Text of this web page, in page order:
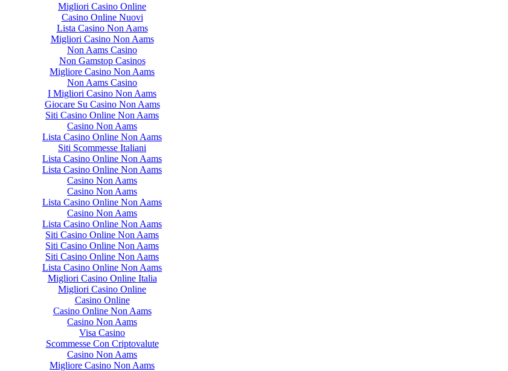
Migliori Casino Online
Casino Online Nuovi
Lista Casino Non Aams
Migliori Casino Non Aams
Non Aams Casino
Non Gamstop Casinos
Migliore Casino Non Aams
Non Aams Casino
I Migliori Casino Non Aams
Giocare Su Casino Non Aams
Siti Casino Online Non Aams
Casino Non Aams
Lista Casino Online Non Aams
Siti Scommesse Italiani
Lista Casino Online Non Aams
Lista Casino Online Non Aams
Casino Non Aams
Casino Non Aams
Lista Casino Online Non Aams
Casino Non Aams
Lista Casino Online Non Aams
Siti Casino Online Non Aams
Siti Casino Online Non Aams
Siti Casino Online Non Aams
Lista Casino Online Non Aams
Migliori Casino Online Italia
Migliori Casino Online
Casino Online
Casino Online Non Aams
Casino Non Aams
Visa Casino
Scommesse Con Criptovalute
Casino Non Aams
Migliore Casino Non Aams